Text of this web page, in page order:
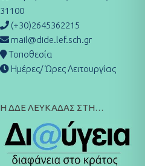
31100
(+30)2645362215
mail@dide.lef.sch.gr
Τοποθεσία
Ημέρες/ Ώρες Λειτουργίας
Η ΔΔΕ ΛΕΥΚΑΔΑΣ ΣΤΗ…